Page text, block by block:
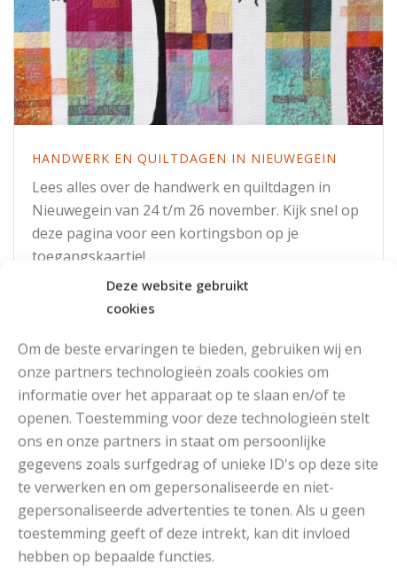
Deze website gebruikt
cookies
Om de beste ervaringen te bieden, gebruiken wij en
onze partners technologieën zoals cookies om
informatie over het apparaat op te slaan en/of te
openen. Toestemming voor deze technologieën stelt
ons en onze partners in staat om persoonlijke
gegevens zoals surfgedrag of unieke ID's op deze site
te verwerken en om gepersonaliseerde en niet-
gepersonaliseerde advertenties te tonen. Als u geen
toestemming geeft of deze intrekt, kan dit invloed
hebben op bepaalde functies.
HANDWERK EN QUILTDAGEN IN NIEUWEGEIN
Lees alles over de handwerk en quiltdagen in
Nieuwegein van 24 t/m 26 november. Kijk snel op
deze pagina voor een kortingsbon op je
toegangskaartje!
DOORZOEK DE SITE:
Breipatronen